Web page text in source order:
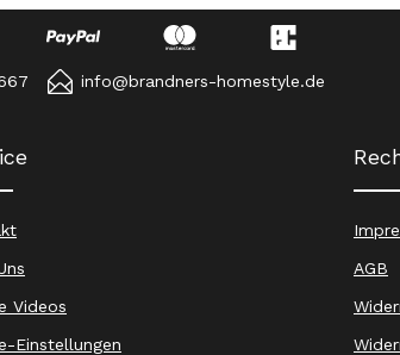
info@brandners-homestyle.de
Videos
Einstellungen
AGB